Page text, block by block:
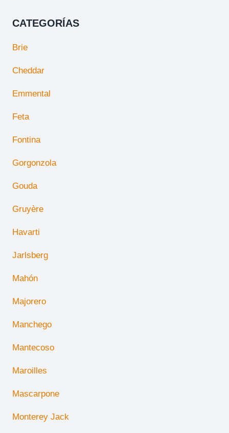
CATEGORÍAS
Brie
Cheddar
Emmental
Feta
Fontina
Gorgonzola
Gouda
Gruyère
Havarti
Jarlsberg
Mahón
Majorero
Manchego
Mantecoso
Maroilles
Mascarpone
Monterey Jack